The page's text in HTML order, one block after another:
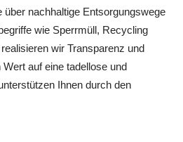
über nachhaltige Entsorgungswege
wie Sperrmüll, Recycling
wir Transparenz und
auf eine tadellose und
Ihnen durch den